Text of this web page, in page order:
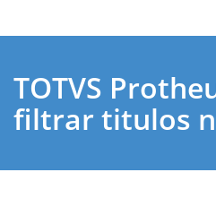
TOTVS
filtrar titulos